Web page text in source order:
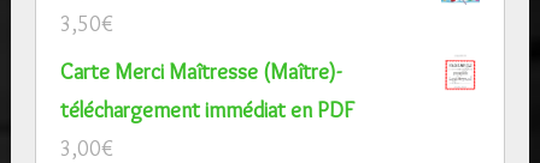
3,50€
Carte Merci Maîtresse (Maître)-
téléchargement immédiat en PDF
3,00€